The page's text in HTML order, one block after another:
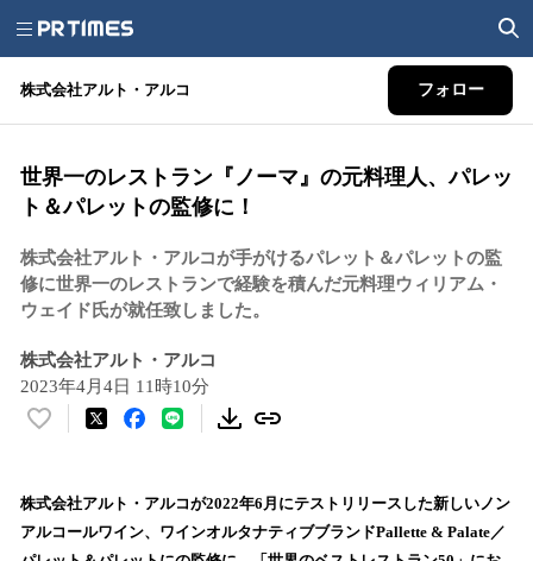
株式会社アルト・アルコ フォロー
世界一のレストラン『ノーマ』の元料理人、パレッ
ト＆パレットの監修に！
株式会社アルト・アルコが手がけるパレット＆パレットの監
修に世界一のレストランで経験を積んだ元料理ウィリアム・
ウェイド氏が就任致しました。
株式会社アルト・アルコ
2023年4月4日 11時10分
い
！
数
を
株式会社アルト・アルコが2022年6月にテストリリースした新しいノン
アルコールワイン、ワインオルタナティブブランドPallette & Palate／